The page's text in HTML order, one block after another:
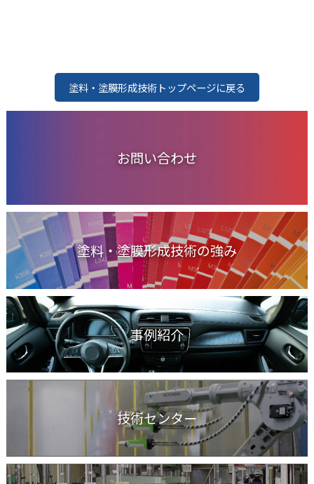
塗料・塗膜形成技術トップページに戻る
お問い合わせ
塗料・塗膜形成技術の強み
事例紹介
技術センター